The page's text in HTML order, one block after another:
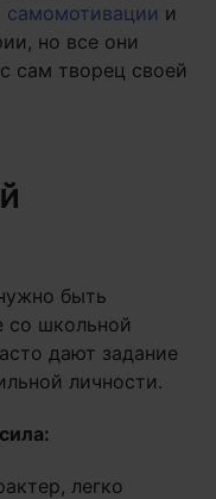
самомотивации и
но все они
сам творец своей
быть
со школьной
дают задание
личности.
легко